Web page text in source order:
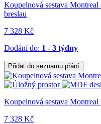
Koupelnová sestava Montreal
breslau
7 328 Kč
Dodání do: 1 - 3 týdny
Přidat do seznamu přání
Koupelnová sestava
7 328 Kč